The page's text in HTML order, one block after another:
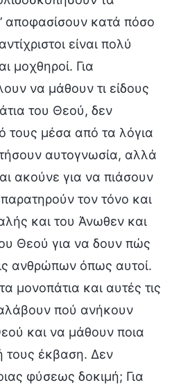
αποφασίσουν κατά πόσο
είναι πολύ
μοχθηροί. Για
να μάθουν τι είδους
του Θεού, δεν
τους μέσα από τα λόγια
αυτογνωσία, αλλά
ακούνε για να πιάσουν
τον τόνο και
και του Άνωθεν και
Θεού για να δουν πώς
ανθρώπων όπως αυτοί.
μονοπάτια και αυτές τις
πού ανήκουν
και να μάθουν ποια
τους έκβαση. Δεν
φύσεως δοκιμή; Για